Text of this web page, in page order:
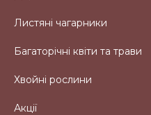
Листяні чагарники
Багаторічні квіти та трави
Хвойні рослини
Акції